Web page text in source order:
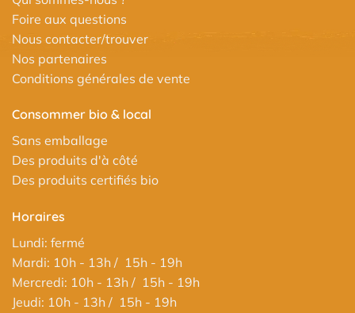
Foire aux questions
Nous contacter/trouver
Nos partenaires
Conditions générales de vente
Consommer bio & local
Sans emballage
Des produits d'à côté
Des produits certifiés bio
Horaires
Lundi: fermé
Mardi: 10h - 13h / 15h - 19h
Mercredi: 10h - 13h / 15h - 19h
Jeudi: 10h - 13h / 15h - 19h